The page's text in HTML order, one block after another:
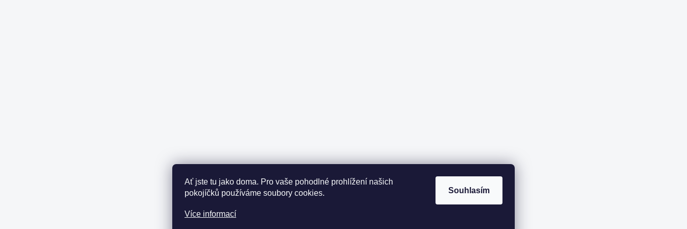
Ať jste tu jako doma. Pro vaše pohodlné prohlížení našich
pokojíčků používáme soubory cookies.
Více informací
Souhlasím